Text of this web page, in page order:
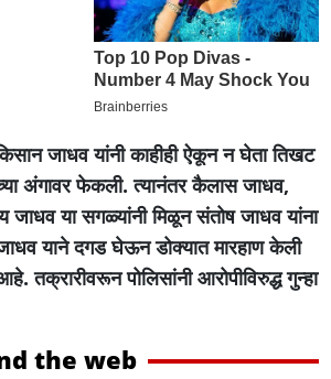
किसान जाधव यांनी काहीही ऐकून न घेता तिखट
अंगावर फेकली. त्यानंतर कैलास जाधव,
जाधव या सगळ्यांनी मिळून संतोष जाधव यांना
याने दगड घेऊन डोक्यात मारहाण केली
तक्रारीवरून पोलिसांनी आरोपीविरुद्ध गुन्हा
the web